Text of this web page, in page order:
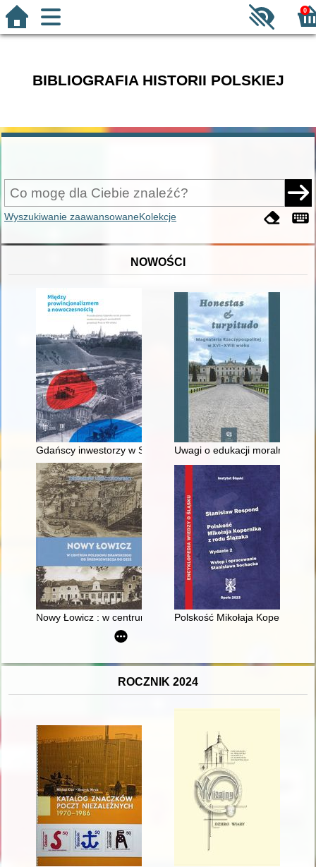
0
BIBLIOGRAFIA HISTORII POLSKIEJ
Wyszukiwanie zaawansowaneKolekcje
NOWOŚCI
Gdańscy inwestorzy w Sopocie : prestiż finansowy i
Uwagi o edukacji moralnej
Nowy Łowicz : w centrum poligonu drawskiego od
Polskość Mikołaja Kopernika z
ROCZNIK 2024